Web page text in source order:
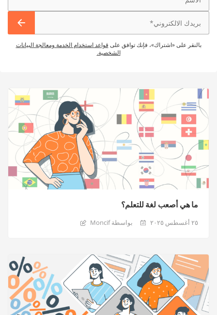
بالنقر على «اشتراك»، فإنك توافق على قواعد استخدام الخدمة ومعالجة البيانات
الشخصية.
ما هي أصعب لغة للتعلم؟
٢٥ أغسطس ٢٠٢٥ بواسطة Moncif